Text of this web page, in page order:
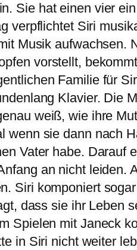
Sie hat einen vier
verpflichtet Siri
Musik aufwachsen.
vorstellt,
Familie für
Klavier. Die
weiß, wie ihre
wenn sie dann nach
Vater habe.
an nicht leiden.
Siri komponiert
dass sie ihr Leben
Spielen mit Janeck
in Siri nicht weiter